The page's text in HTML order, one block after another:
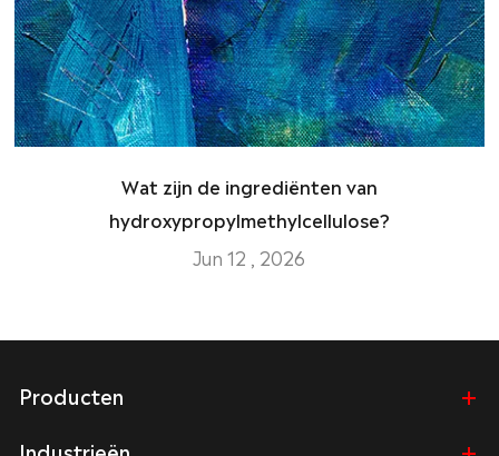
Wat zijn de ingrediënten van
hydroxypropylmethylcellulose?
Jun 12 , 2026
Producten